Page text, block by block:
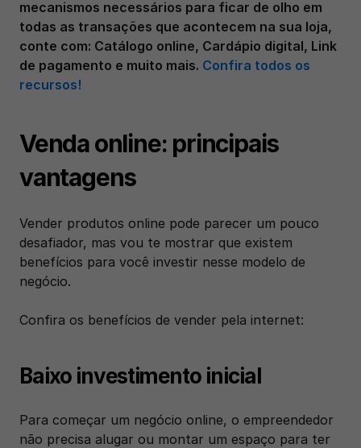
mecanismos necessários para ficar de olho em
todas as transações que acontecem na sua loja,
conte com: Catálogo online, Cardápio digital, Link
de pagamento e muito mais. Confira todos os
recursos!
Venda online: principais
vantagens
Vender produtos online pode parecer um pouco
desafiador, mas vou te mostrar que existem
benefícios para você investir nesse modelo de
negócio.
Confira os benefícios de vender pela internet:
Baixo investimento inicial
Para começar um negócio online, o empreendedor
não precisa alugar ou montar um espaço para ter